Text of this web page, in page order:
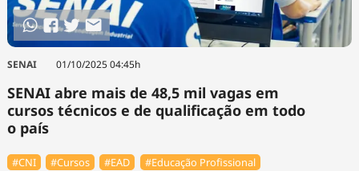
Brasil
Brasil Mineral
Ciência &
Tecnologia
Cinema
Cultura
Economia
Educação
Infraestrutura
Podcast
Política
Saúde
SENAI 01/10/2025 04:45h
SENAI abre mais de 48,5 mil vagas em
cursos técnicos e de qualificação em todo
o país
#CNI #Cursos #EAD
#Educação Profissional